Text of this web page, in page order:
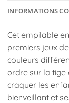
INFORMATIONS
Cet empilable
premiers jeux
couleurs
ordre sur la tige
craquer les
bienveillant et